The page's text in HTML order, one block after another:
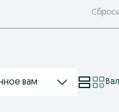
вам